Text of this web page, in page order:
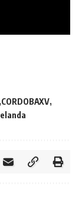
CORDOBAXV